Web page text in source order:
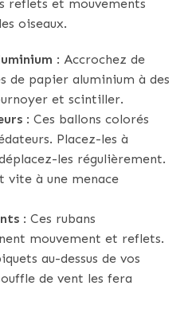
reflets et mouvements
oiseaux.
: Accrochez de
de papier aluminium à des
et scintiller.
: Ces ballons colorés
Placez-les à
les régulièrement.
vite à une menace
: Ces rubans
mouvement et reflets.
au-dessus de vos
de vent les fera